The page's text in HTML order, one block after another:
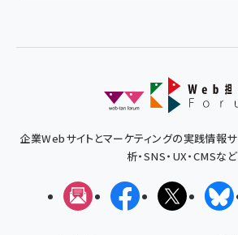
企業Webサイトとマーケティングの実践情報サ
析・SNS・UX・CMSなど
メルマガFacebookX(エック